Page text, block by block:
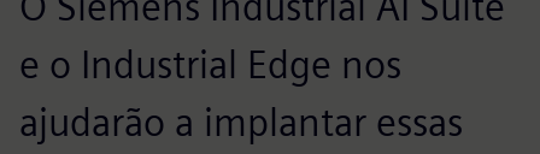
e o Industrial Edge nos
ajudarão a implantar essas